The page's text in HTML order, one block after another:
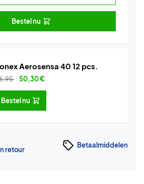
Bestel nu
Aerosensa 40 12 pcs.
50,30€
Bestel nu
retour
Betaalmiddelen